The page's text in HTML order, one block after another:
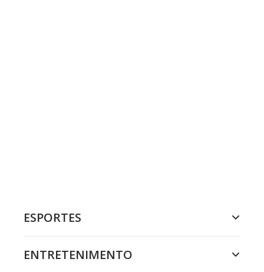
ESPORTES
ENTRETENIMENTO